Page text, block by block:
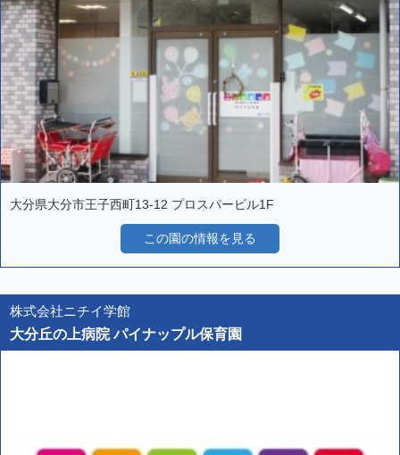
大分県大分市王子西町13-12 プロスパービル1F
この園の情報を見る
株式会社ニチイ学館
大分丘の上病院 パイナップル保育園